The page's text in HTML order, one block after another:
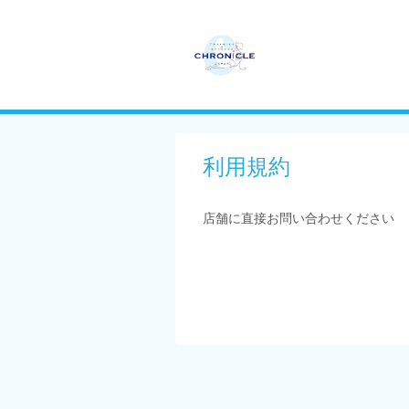
利用規約
店舗に直接お問い合わせください